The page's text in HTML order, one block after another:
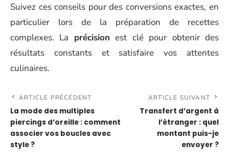
Suivez ces conseils pour des conversions exactes, en
particulier lors de la préparation de recettes
complexes. La précision est clé pour obtenir des
résultats constants et satisfaire vos attentes
culinaires.
ARTICLE PRÉCÉDENT
La mode des multiples
piercings d’oreille : comment
associer vos boucles avec
style ?
ARTICLE SUIVANT
Transfert d’argent à
l’étranger : quel
montant puis-je
envoyer ?